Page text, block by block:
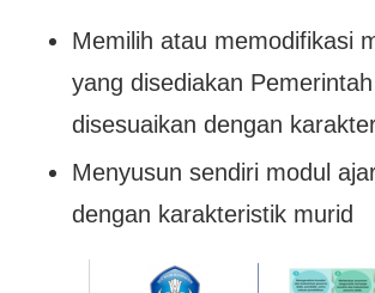
Memilih atau memodifikasi
yang disediakan
disesuaikan dengan
Menyusun sendiri modul
dengan karakteristik murid